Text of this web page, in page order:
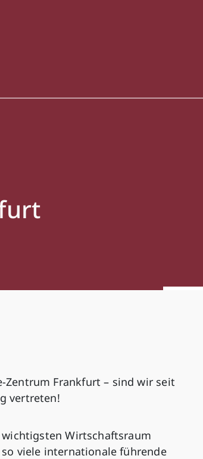
Zentrum Frankfurt – sind wir seit
vertreten!
Wirtschaftsraum
viele internationale führende